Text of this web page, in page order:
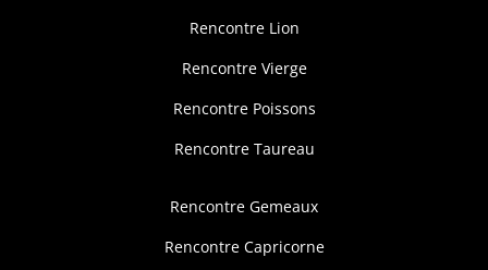
Rencontre Lion
Rencontre Vierge
Rencontre Poissons
Rencontre Taureau
Rencontre Gemeaux
Rencontre Capricorne